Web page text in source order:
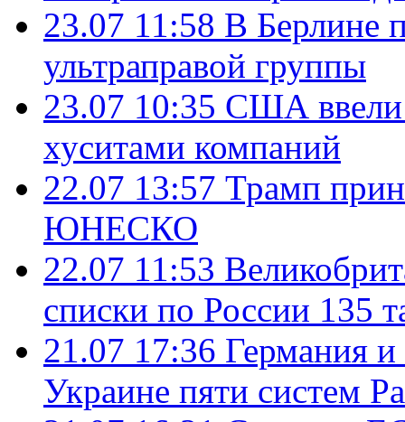
23.07 11:58 В Берлине
ультраправой группы
23.07 10:35 США ввели
хуситами компаний
22.07 13:57 Трамп
ЮНЕСКО
22.07 11:53
списки по России 135
21.07 17:36 Германия
Украине пяти систем